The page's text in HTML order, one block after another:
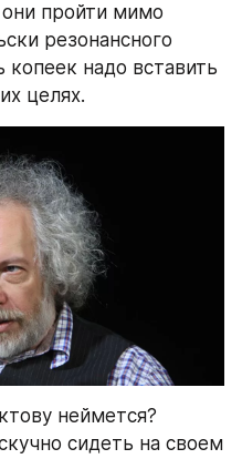
пройти мимо
резонансного
копеек надо вставить
целях.
неймется?
сидеть на своем